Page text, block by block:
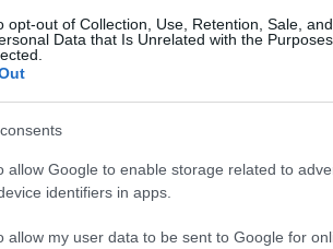
opt-out of Collection, Use, Retention, Sale,
Data that Is Unrelated with the
allow Google to enable storage related to
identifiers in apps.
allow my user data to be sent to Google for